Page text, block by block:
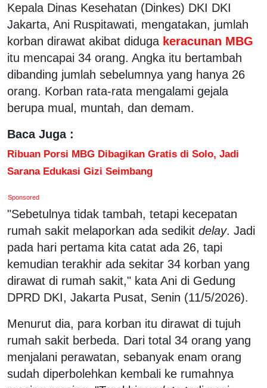
Kepala Dinas Kesehatan (Dinkes) DKI DKI
Jakarta, Ani Ruspitawati, mengatakan, jumlah
korban dirawat akibat diduga keracunan MBG
itu mencapai 34 orang. Angka itu bertambah
dibanding jumlah sebelumnya yang hanya 26
orang. Korban rata-rata mengalami gejala
berupa mual, muntah, dan demam.
Baca Juga :
Ribuan Porsi MBG Dibagikan Gratis di Solo, Jadi
Sarana Edukasi Gizi Seimbang
Sponsored
"Sebetulnya tidak tambah, tetapi kecepatan
rumah sakit melaporkan ada sedikit delay. Jadi
pada hari pertama kita catat ada 26, tapi
kemudian terakhir ada sekitar 34 korban yang
dirawat di rumah sakit," kata Ani di Gedung
DPRD DKI, Jakarta Pusat, Senin (11/5/2026).
Menurut dia, para korban itu dirawat di tujuh
rumah sakit berbeda. Dari total 34 orang yang
menjalani perawatan, sebanyak enam orang
sudah diperbolehkan kembali ke rumahnya